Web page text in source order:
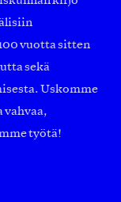
vuotta sitten
sekä
Uskomme
vahvaa,
työtä!